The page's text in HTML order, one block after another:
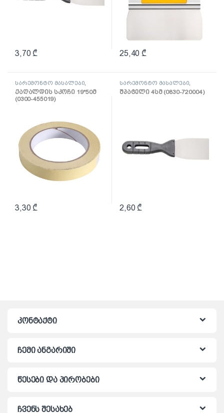
3,70 ₾ 25,40 ₾
სარემონტო მასალები
ლენტი
ქაღალდის სკოჩი 19*50მ
(0300-455019)
3,30 ₾
სარემონტო მასალები
შპატელი, საპრიალებელი,
ქაფჩა
შპატელი 4სმ (0830-720004)
2,60 ₾
კონტაქტი
ჩემი ანგარიში
წესები და პირობები
ჩვენს შესახებ